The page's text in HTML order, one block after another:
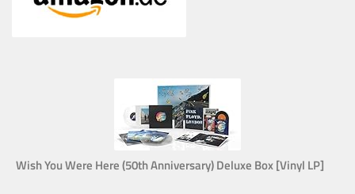
Wish You Were Here (50th Anniversary) Deluxe Box [Vinyl LP]